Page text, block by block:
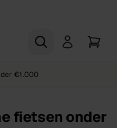
€1.000
fietsen onder